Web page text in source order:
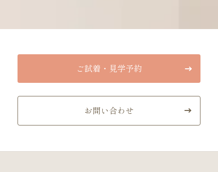
ご試着・見学予約
お問い合わせ